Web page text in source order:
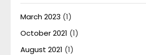
March 2023 (1)
October 2021 (1)
August 2021 (1)